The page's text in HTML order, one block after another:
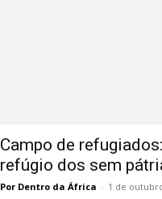
Campo de
refúgio dos sem
Por Dentro da África - 1 de